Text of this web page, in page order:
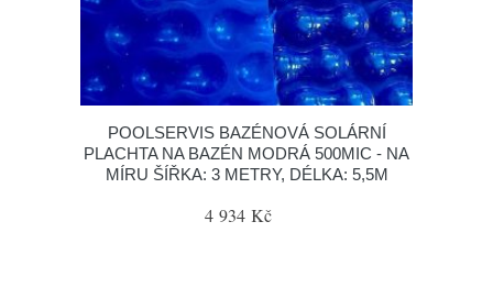
POOLSERVIS BAZÉNOVÁ SOLÁRNÍ
PLACHTA NA BAZÉN MODRÁ 500MIC - NA
MÍRU ŠÍŘKA: 3 METRY, DÉLKA: 5,5M
4 934 Kč